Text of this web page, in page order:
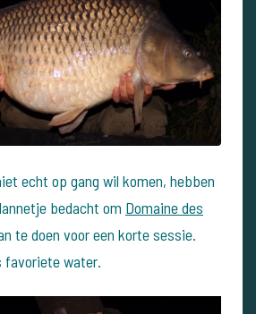
echt op gang wil komen, hebben
bedacht om Domaine des
te doen voor een korte sessie.
water.